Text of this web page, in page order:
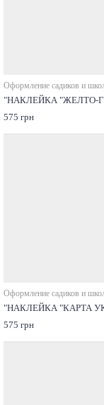
Оформление садиков и
"НАКЛЕЙКА "ЖЕЛТО-
575 грн
Оформление садиков и
"НАКЛЕЙКА "КАРТА
575 грн